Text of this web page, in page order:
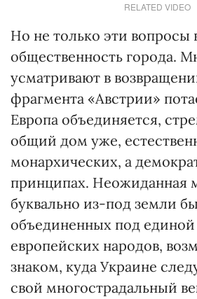
RELATED VIDEO
Но не только эти вопросы
общественность города.
усматривают в
фрагмента «Австрии»
Европа объединяется,
общий дом уже,
монархических, а
принципах. Неожиданная
буквально из-под земли
объединенных под
европейских народов,
знаком, куда Украине
свой многострадальный